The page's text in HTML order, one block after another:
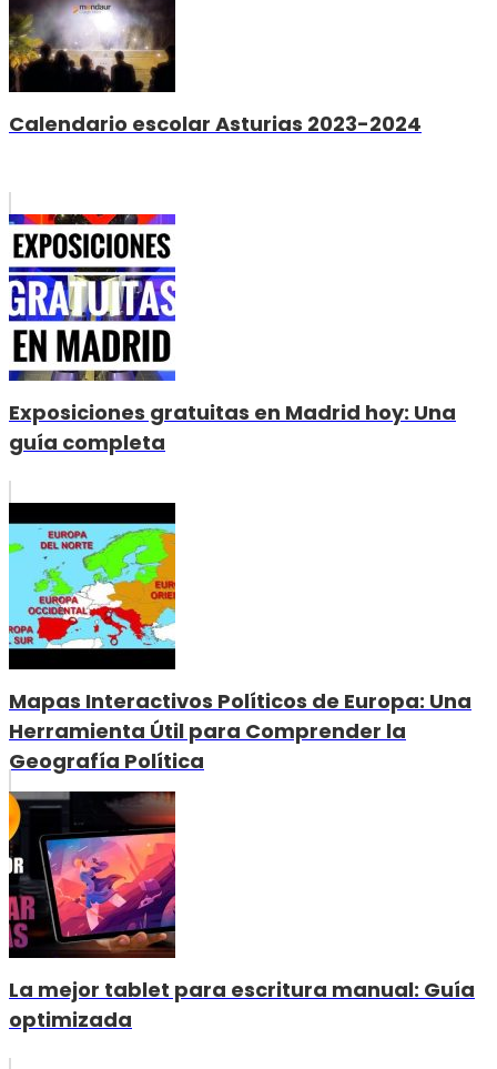
Calendario escolar Asturias 2023-2024
Exposiciones gratuitas en Madrid hoy: Una
guía completa
Mapas Interactivos Políticos de Europa: Una
Herramienta Útil para Comprender la
Geografía Política
La mejor tablet para escritura manual: Guía
optimizada